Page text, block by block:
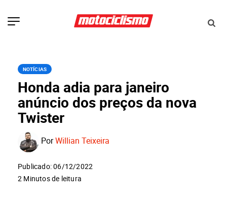
NOTÍCIAS
Honda adia para janeiro
anúncio dos preços da nova
Twister
PorWillian Teixeira
Publicado: 06/12/2022
2 Minutos de leitura